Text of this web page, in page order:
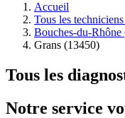
Accueil
Tous les
Bouches-du-Rhône
Grans (13450)
Tous les
Notre service